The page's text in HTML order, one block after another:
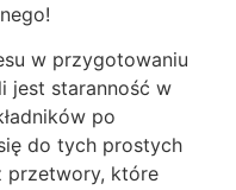
w przygotowaniu
jest staranność w
po
do tych prostych
przetwory, które